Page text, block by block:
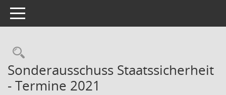
Toggle navigation
Rechercheauswahl
Sonderausschuss Staatssicherheit
- Termine 2021